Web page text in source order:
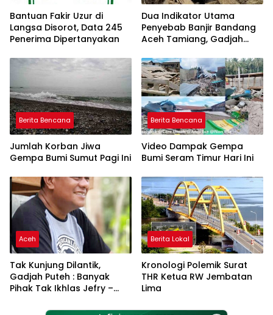
Bantuan Fakir Uzur di
Langsa Disorot, Data 245
Penerima Dipertanyakan
Dua Indikator Utama
Penyebab Banjir Bandang
Aceh Tamiang, Gadjah
DAS
Berita Bencana
Jumlah Korban Jiwa
Gempa Bumi Sumut Pagi Ini
Berita Bencana
Video Dampak Gempa
Bumi Seram Timur Hari Ini
Aceh
Tak Kunjung Dilantik,
Gadjah Puteh : Banyak
Pihak Tak Ikhlas Jefry –
Berita Lokal
Kronologi Polemik Surat
THR Ketua RW Jembatan
Lima